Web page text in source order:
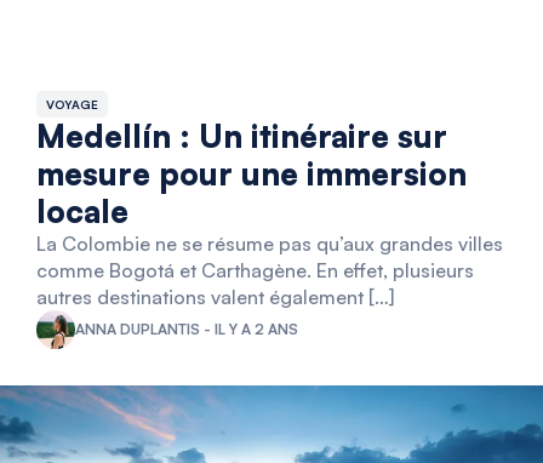
VOYAGE
Medellín : Un itinéraire sur
mesure pour une immersion
locale
La Colombie ne se résume pas qu’aux grandes villes
comme Bogotá et Carthagène. En effet, plusieurs
autres destinations valent également […]
ANNA DUPLANTIS - IL Y A 2 ANS